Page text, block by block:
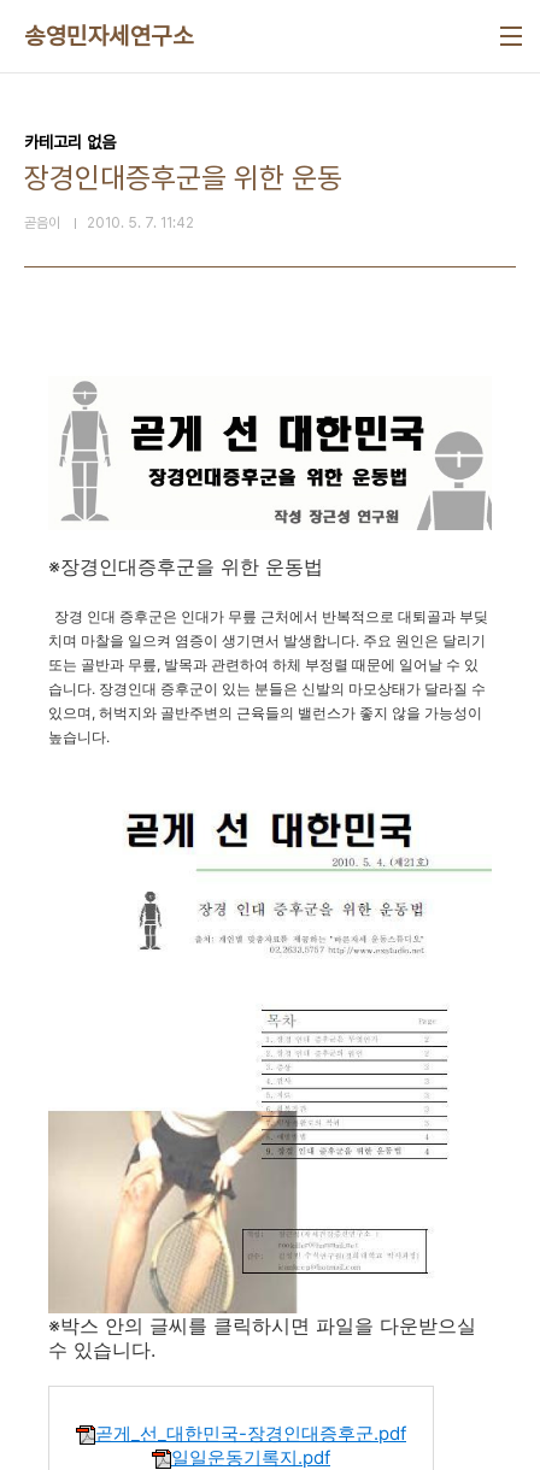
송영민자세연구소
카테고리 없음
장경인대증후군을 위한 운동
곧음이 2010. 5. 7. 11:42
※장경인대증후군을 위한 운동법
장경 인대 증후군은 인대가 무릎 근처에서 반복적으로 대퇴골과 부딪
치며 마찰을 일으켜 염증이 생기면서 발생합니다. 주요 원인은 달리기
또는 골반과 무릎, 발목과 관련하여 하체 부정렬 때문에 일어날 수 있
습니다. 장경인대 증후군이 있는 분들은 신발의 마모상태가 달라질 수
있으며, 허벅지와 골반주변의 근육들의 밸런스가 좋지 않을 가능성이
높습니다.
※박스 안의 글씨를 클릭하시면 파일을 다운받으실
수 있습니다.
곧게_선_대한민국-장경인대증후군.pdf
일일운동기록지.pdf